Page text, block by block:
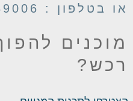
בטלפון : 054-8049006